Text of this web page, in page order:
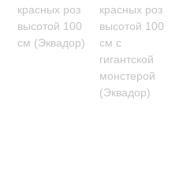
красных роз
высотой 100
см (Эквадор)
красных роз
высотой 100
см c
гигантской
монстерой
(Эквадор)